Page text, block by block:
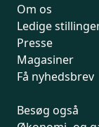
Om os
Ledige
Presse
Magasiner
Få nyhedsbrev
Besøg også